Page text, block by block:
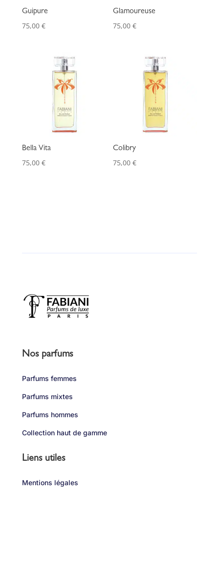
Guipure
75,00 €
Glamoureuse
75,00€
Bella Vita
75,00 €
Colibry
75,00€
Nos parfums
Parfums femmes
Parfums mixtes
Parfums hommes
Collection haut de gamme
Liens utiles
Mentions légales